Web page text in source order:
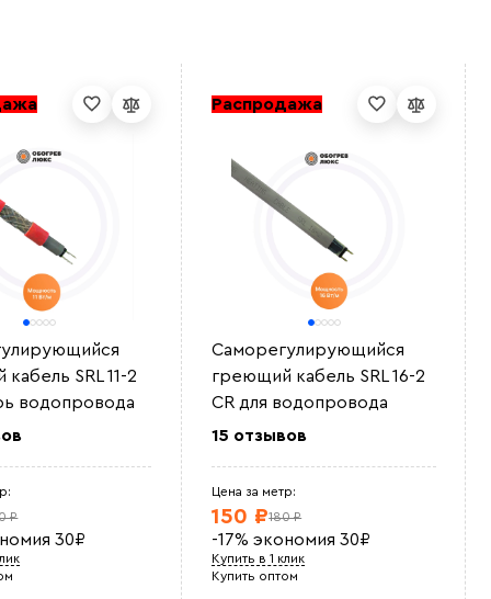
SRL 11-2
водопровода
₽
30₽
Распродажа
Саморегулирующийся
греющий кабель SRL 16-2
CR для водопровода
15 отзывов
Цена за метр:
180 ₽
150 ₽
-17% экономия30₽
Купить в 1 клик
Купить оптом